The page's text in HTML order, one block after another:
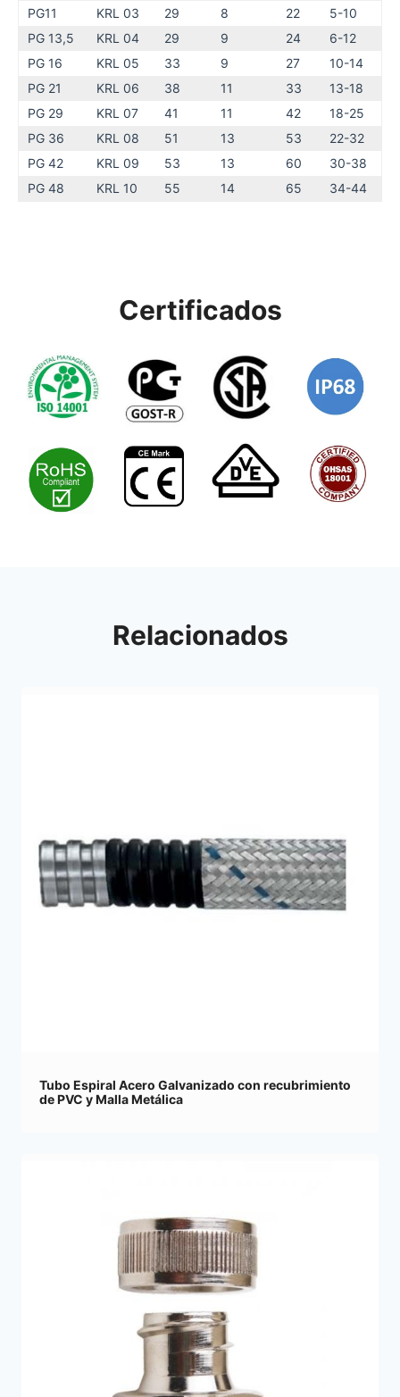
PG11
KRL 03 29 8 22
5-10
PG 13,5
KRL 04 29 9 24
6-12
PG 16
KRL 05 33 9 27
10-14
PG 21
KRL 06 38 11 33
13-18
PG 29
KRL 07 41 11 42
18-25
PG 36
KRL 08 51 13 53
22-32
PG 42
KRL 09 53 13 60
30-38
PG 48
KRL 10 55 14 65 34-44
Certificados
Relacionados
Tubo Espiral Acero Galvanizado con recubrimiento
de PVC y Malla Metálica